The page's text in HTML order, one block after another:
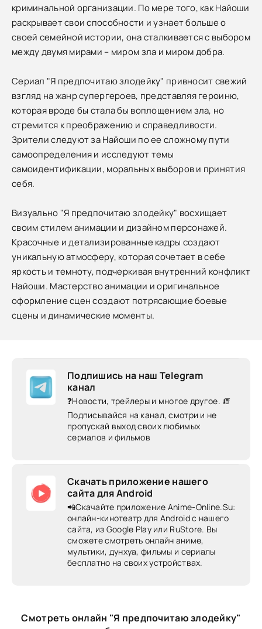
криминальной организации. По мере того, как Найоши
раскрывает свои способности и узнает больше о
своей семейной истории, она сталкивается с выбором
между двумя мирами – миром зла и миром добра.
Сериал "Я предпочитаю злодейку" привносит свежий
взгляд на жанр супергероев, представляя героиню,
которая вроде бы стала бы воплощением зла, но
стремится к преображению и справедливости.
Зрители следуют за Найоши по ее сложному пути
самоопределения и исследуют темы
самоидентификации, моральных выборов и принятия
себя.
Визуально "Я предпочитаю злодейку" восхищает
своим стилем анимации и дизайном персонажей.
Красочные и детализированные кадры создают
уникальную атмосферу, которая сочетает в себе
яркость и темноту, подчеркивая внутренний конфликт
Найоши. Мастерство анимации и оригинальное
оформление сцен создают потрясающие боевые
сцены и динамические моменты.
Подпишись на наш Telegram
канал
❓Новости, трейлеры и многое другое. 🧯
Подписывайся на канал, смотри и не
пропускай выход своих любимых
сериалов и фильмов
Скачать приложение нашего
сайта для Android
📲Скачайте приложение Anime-Online.Su:
онлайн-кинотеатр для Android c нашего
сайта, из Google Play или RuStore. Вы
сможете смотреть онлайн аниме,
мультики, дунхуа, фильмы и сериалы
бесплатно на своих устройствах.
Смотреть онлайн "Я предпочитаю злодейку"